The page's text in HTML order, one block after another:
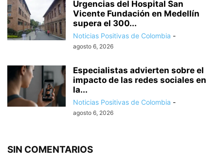
Urgencias del Hospital San
Vicente Fundación en Medellín
supera el 300...
Noticias Positivas de Colombia -
agosto 6, 2026
Especialistas advierten sobre el
impacto de las redes sociales en
la...
Noticias Positivas de Colombia -
agosto 6, 2026
SIN COMENTARIOS